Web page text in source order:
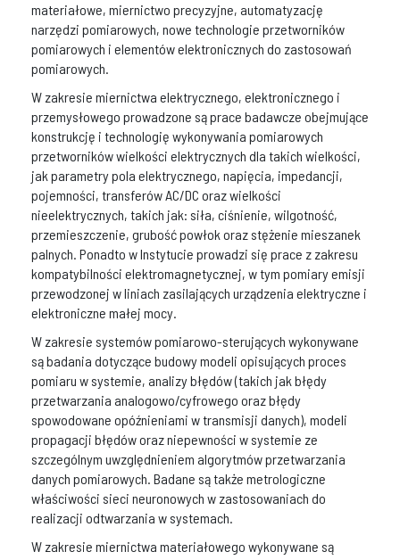
materiałowe, miernictwo precyzyjne, automatyzację
narzędzi pomiarowych, nowe technologie przetworników
pomiarowych i elementów elektronicznych do zastosowań
pomiarowych.
W zakresie miernictwa elektrycznego, elektronicznego i
przemysłowego prowadzone są prace badawcze obejmujące
konstrukcję i technologię wykonywania pomiarowych
przetworników wielkości elektrycznych dla takich wielkości,
jak parametry pola elektrycznego, napięcia, impedancji,
pojemności, transferów AC/DC oraz wielkości
nieelektrycznych, takich jak: siła, ciśnienie, wilgotność,
przemieszczenie, grubość powłok oraz stężenie mieszanek
palnych. Ponadto w Instytucie prowadzi się prace z zakresu
kompatybilności elektromagnetycznej, w tym pomiary emisji
przewodzonej w liniach zasilających urządzenia elektryczne i
elektroniczne małej mocy.
W zakresie systemów pomiarowo-sterujących wykonywane
są badania dotyczące budowy modeli opisujących proces
pomiaru w systemie, analizy błędów (takich jak błędy
przetwarzania analogowo/cyfrowego oraz błędy
spowodowane opóźnieniami w transmisji danych), modeli
propagacji błędów oraz niepewności w systemie ze
szczególnym uwzględnieniem algorytmów przetwarzania
danych pomiarowych. Badane są także metrologiczne
właściwości sieci neuronowych w zastosowaniach do
realizacji odtwarzania w systemach.
W zakresie miernictwa materiałowego wykonywane są